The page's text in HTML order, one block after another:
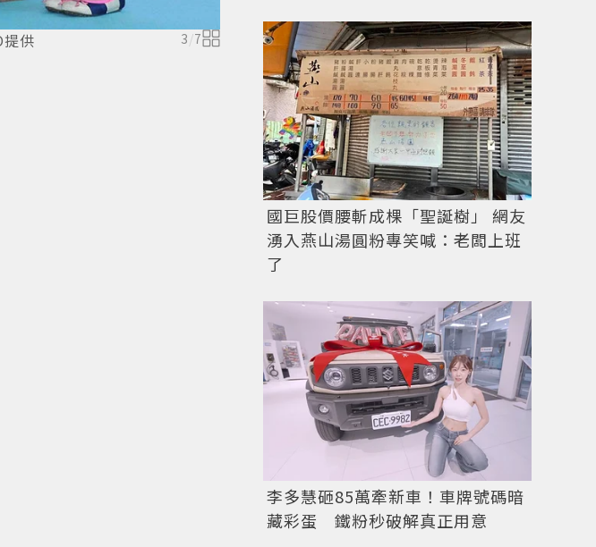
供 3 /7
嬰兒DRY睡衣(短袖)。圖／UNIQLO提供
國巨股價腰斬成棵「聖誕樹」 網友
湧入燕山湯圓粉專笑喊：老闆上班
了
李多慧砸85萬牽新車！車牌號碼暗
藏彩蛋 鐵粉秒破解真正用意